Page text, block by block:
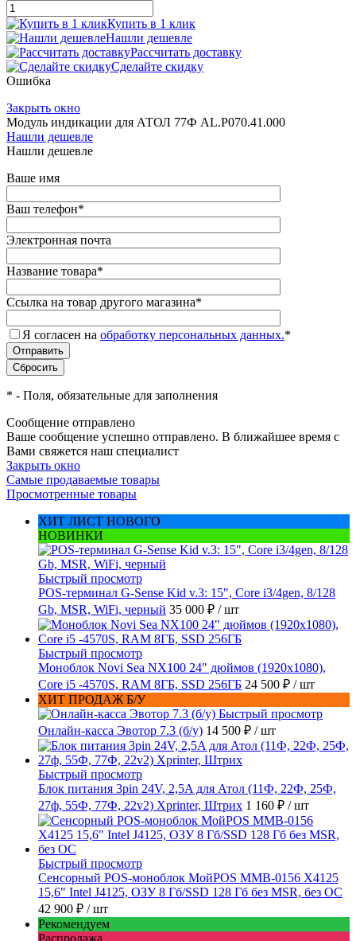
Купить в 1 клик
Нашли дешевле
Рассчитать доставку
Сделайте скидку
Ошибка
Закрыть окно
Модуль индикации для АТОЛ 77Ф AL.P070.41.000
Нашли дешевле
Нашли дешевле
Ваше имя
Ваш телефон*
Электронная почта
Название товара*
Ссылка на товар другого магазина*
Я согласен на обработку персональных данных.*
* - Поля, обязательные для заполнения
Сообщение отправлено
Ваше сообщение успешно отправлено. В ближайшее время с
Вами свяжется наш специалист
Закрыть окно
Самые продаваемые товары
Просмотренные товары
ХИТ ЛИСТ НОВОГО
НОВИНКИ
Быстрый просмотр
POS-терминал G-Sense Kid v.3: 15", Core i3/4gen, 8/128
Gb, MSR, WiFi, черный 35 000 ₽ / шт
Быстрый просмотр
Моноблок Novi Sea NX100 24" дюймов (1920x1080),
Core i5 -4570S, RAM 8ГБ, SSD 256ГБ 24 500 ₽ / шт
ХИТ ПРОДАЖ Б/У
Быстрый просмотр
Онлайн-касса Эвотор 7.3 (б/у) 14 500 ₽ / шт
Быстрый просмотр
Блок питания 3pin 24V, 2,5A для Атол (11Ф, 22Ф, 25Ф,
27ф, 55Ф, 77Ф, 22v2) Xprinter, Штрих 1 160 ₽ / шт
Быстрый просмотр
Сенсорный POS-моноблок МойPOS MMB-0156 X4125
15,6" Intel J4125, ОЗУ 8 Гб/SSD 128 Гб без MSR, без ОС
42 900 ₽ / шт
Рекомендуем
Распродажа